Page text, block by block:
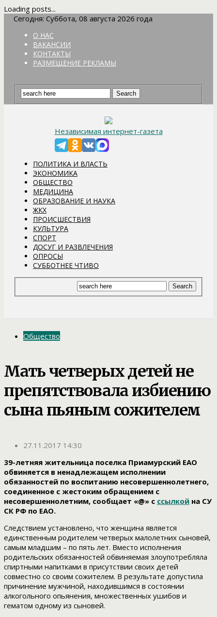
Loading posts...
Сегодня: Суббота, 08 августа 2026 года
О НАС
ВАКАНСИИ
КОНТАКТЫ
РАЗМЕЩЕНИЕ РЕКЛАМЫ
Независимая интернет-газета
ПОЛИТИКА И ВЛАСТЬ
ЭКОНОМИКА
ОБЩЕСТВО
МЕДИЦИНА
ОБРАЗОВАНИЕ И НАУКА
ЖКХ
ПРОИСШЕСТВИЯ
КУЛЬТУРА
СПОРТ
ДОСУГ И РАЗВЛЕЧЕНИЯ
ОПРОСЫ
СУББОТНЕЕ ЧТИВО
Общество
Мать четверых детей не
препятствовала избиению
сына пьяным сожителем
27.11.2017 14:30
39-летняя жительница поселка Приамурский ЕАО
обвиняется в ненадлежащем исполнении
обязанностей по воспитанию несовершеннолетнего,
соединенное с жестоким обращением с
несовершеннолетним, сообщает «@» с ссылкой на СУ
СК РФ по ЕАО.
Следствием установлено, что женщина является
единственным родителем четверых малолетних сыновей,
самым младшим – по пять лет. Вместо исполнения
родительских обязанностей обвиняемая злоупотребляла
спиртными напитками в присутствии своих детей
совместно со своим сожителем. В результате допустила
причинение мужчиной, находившимся в состоянии
алкогольного опьянения, множественных ушибов и
гематом одному из сыновей.